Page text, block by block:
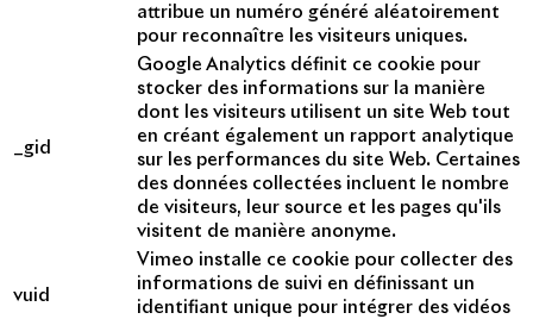
attribue un numéro généré aléatoirement
pour reconnaître les visiteurs uniques.
_gid
Google Analytics définit ce cookie pour
stocker des informations sur la manière
dont les visiteurs utilisent un site Web tout
en créant également un rapport analytique
sur les performances du site Web. Certaines
des données collectées incluent le nombre
de visiteurs, leur source et les pages qu'ils
visitent de manière anonyme.
vuid
Vimeo installe ce cookie pour collecter des
informations de suivi en définissant un
identifiant unique pour intégrer des vidéos